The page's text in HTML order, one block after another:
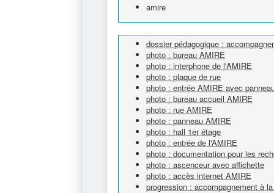
amire
dossier pédagogique :
photo : bureau AMIRE
photo : interphone de l'AMIRE
photo : plaque de rue
photo : entrée AMIRE avec
photo : bureau accueil AMIRE
photo : rue AMIRE
photo : panneau AMIRE
photo : hall 1er étage
photo : entrée de l'AMIRE
photo : documentation pour les
photo : ascenceur avec affichette
photo : accès internet AMIRE
progression : accompagnement à